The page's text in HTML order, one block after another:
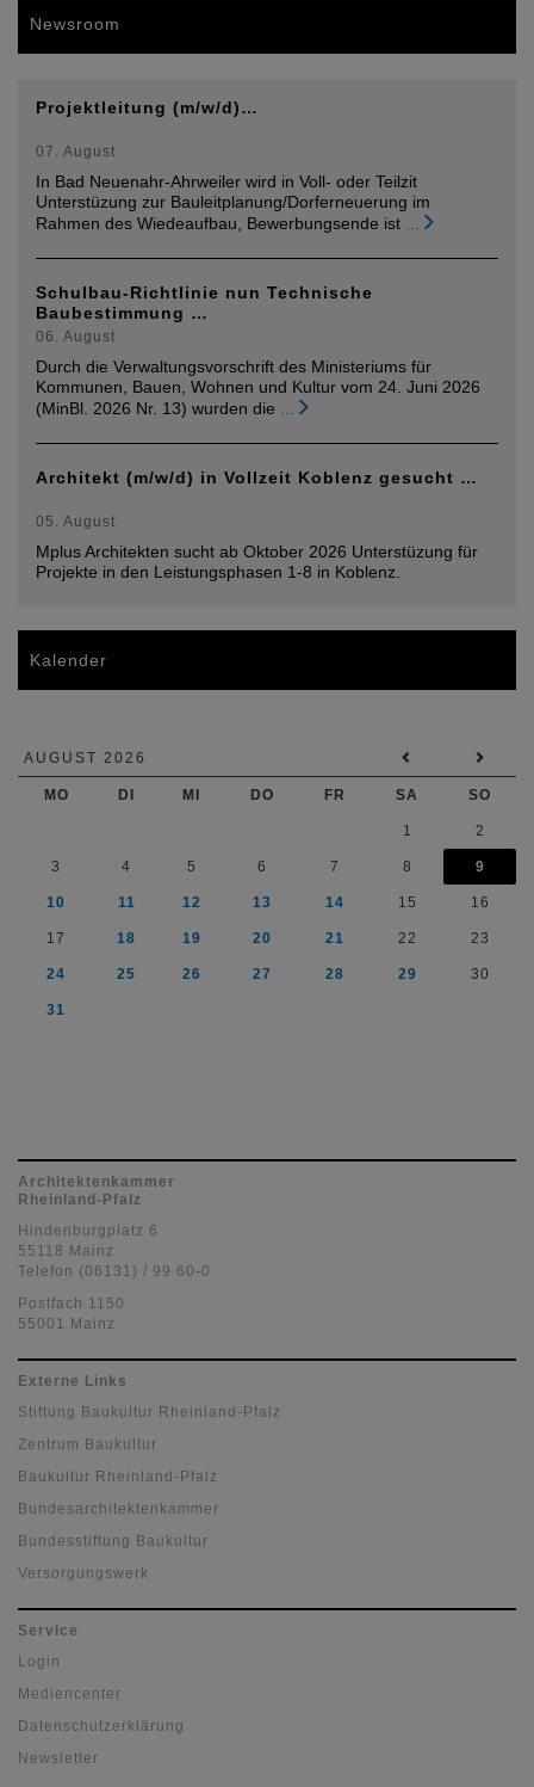
Newsroom
Projektleitung (m/w/d)…
07. August
In Bad Neuenahr-Ahrweiler wird in Voll- oder Teilzit
Unterstüzung zur Bauleitplanung/Dorferneuerung im
Rahmen des Wiedeaufbau, Bewerbungsende ist
Schulbau-Richtlinie nun Technische
Baubestimmung …
06. August
Durch die Verwaltungsvorschrift des Ministeriums für
Kommunen, Bauen, Wohnen und Kultur vom 24. Juni 2026
(MinBl. 2026 Nr. 13) wurden die
Architekt (m/w/d) in Vollzeit Koblenz gesucht …
05. August
Mplus Architekten sucht ab Oktober 2026 Unterstüzung für
Projekte in den Leistungsphasen 1-8 in Koblenz.
Kalender
AUGUST 2026
MO DI MI DO FR SA SO
1 2
3 4 5 6 7 8 9
10 11 12 13 14 15 16
17 18 19 20 21 22 23
24 25 26 27 28 29 30
31
Architektenkammer
Rheinland-Pfalz
Hindenburgplatz 6
55118 Mainz
Telefon (06131) / 99 60-0
Postfach 1150
55001 Mainz
Externe Links
Stiftung Baukultur Rheinland-Pfalz
Zentrum Baukultur
Baukultur Rheinland-Pfalz
Bundesarchitektenkammer
Bundesstiftung Baukultur
Versorgungswerk
Service
Login
Mediencenter
Datenschutzerklärung
Newsletter